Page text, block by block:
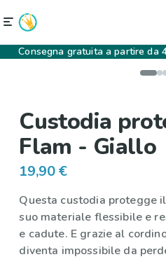
Consegna gratuita a partire da
Custodia
Flam - Giallo
19,90 €
Questa custodia protegge
suo materiale flessibile e
e cadute. E grazie al
diventa impossibile da